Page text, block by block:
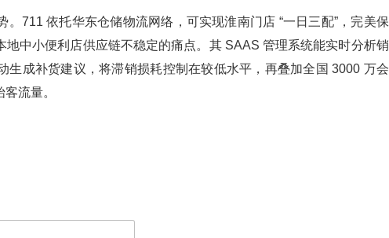
711 依托华东仓储物流网络，可实现淮南门店 “一日三配”，完美保
中小便利店供应链不稳定的痛点。其 SAAS 管理系统能实时分析销
生成补货建议，将滞销损耗控制在较低水平，再叠加全国 3000 万会
流量。